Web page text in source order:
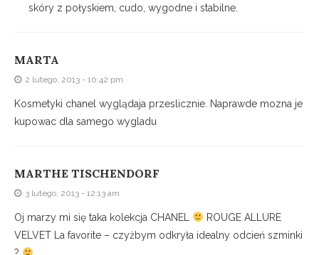
skóry z połyskiem, cudo, wygodne i stabilne.
MARTA
2 lutego, 2013 - 10:42 pm
Kosmetyki chanel wyglądaja przeslicznie. Naprawde mozna je
kupowac dla samego wygladu
MARTHE TISCHENDORF
3 lutego, 2013 - 12:13 am
Oj marzy mi się taka kolekcja CHANEL
ROUGE ALLURE
VELVET La favorite – czyżbym odkryła idealny odcień szminki